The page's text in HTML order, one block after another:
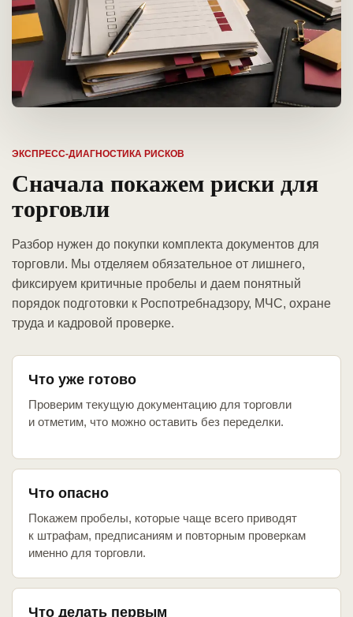
ЭКСПРЕСС-ДИАГНОСТИКА РИСКОВ
Сначала покажем риски для
торговли
Разбор нужен до покупки комплекта документов для
торговли. Мы отделяем обязательное от лишнего,
фиксируем критичные пробелы и даем понятный
порядок подготовки к Роспотребнадзору, МЧС, охране
труда и кадровой проверке.
Что уже готово
Проверим текущую документацию для торговли
и отметим, что можно оставить без переделки.
Что опасно
Покажем пробелы, которые чаще всего приводят
к штрафам, предписаниям и повторным проверкам
именно для торговли.
Что делать первым